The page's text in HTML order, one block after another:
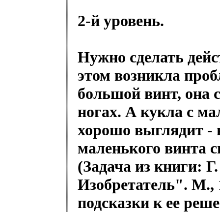
2-й уровень.
Нужно сделать
этом возникла
большой винт, она
ногах. А кукла с
хорошо выглядит -
маленького винта
(Задача из книги:
Изобретатель". М.,
подсказки к ее